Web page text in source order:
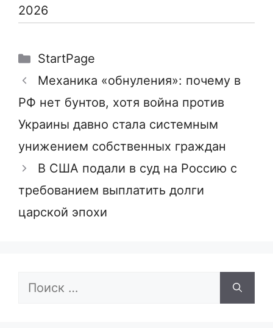
2026
Рубрики
StartPage
Механика «обнуления»: почему в
РФ нет бунтов, хотя война против
Украины давно стала системным
унижением собственных граждан
В США подали в суд на Россию с
требованием выплатить долги
царской эпохи
Поиск: